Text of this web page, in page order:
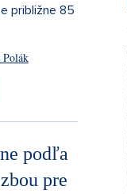
približne 85
Polák
podľa
pre